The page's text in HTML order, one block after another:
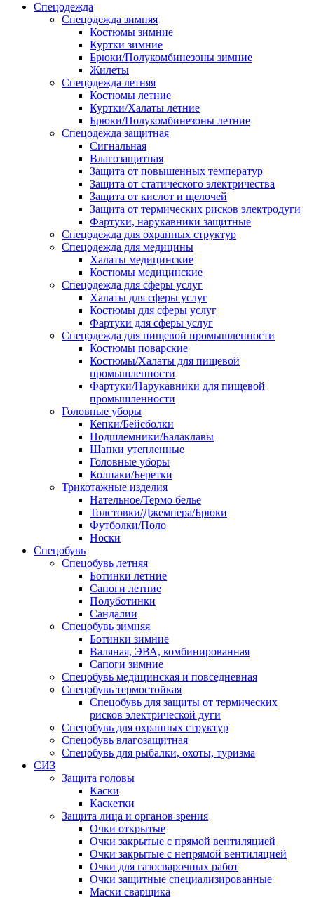
Спецодежда
Спецодежда зимняя
Костюмы зимние
Куртки зимние
Брюки/Полукомбинезоны зимние
Жилеты
Спецодежда летняя
Костюмы летние
Куртки/Халаты летние
Брюки/Полукомбинезоны летние
Спецодежда защитная
Сигнальная
Влагозащитная
Защита от повышенных температур
Защита от статического электричества
Защита от кислот и щелочей
Защита от термических рисков электродуги
Фартуки, нарукавники защитные
Спецодежда для охранных структур
Спецодежда для медицины
Халаты медицинские
Костюмы медицинские
Спецодежда для сферы услуг
Халаты для сферы услуг
Костюмы для сферы услуг
Фартуки для сферы услуг
Спецодежда для пищевой промышленности
Костюмы поварские
Костюмы/Халаты для пищевой
промышленности
Фартуки/Нарукавники для пищевой
промышленности
Головные уборы
Кепки/Бейсболки
Подшлемники/Балаклавы
Шапки утепленные
Головные уборы
Колпаки/Беретки
Трикотажные изделия
Нательное/Термо белье
Толстовки/Джемпера/Брюки
Футболки/Поло
Носки
Спецобувь
Спецобувь летняя
Ботинки летние
Сапоги летние
Полуботинки
Сандалии
Спецобувь зимняя
Ботинки зимние
Валяная, ЭВА, комбинированная
Сапоги зимние
Спецобувь медицинская и повседневная
Спецобувь термостойкая
Спецобувь для защиты от термических
рисков электрической дуги
Спецобувь для охранных структур
Спецобувь влагозащитная
Спецобувь для рыбалки, охоты, туризма
СИЗ
Защита головы
Каски
Каскетки
Защита лица и органов зрения
Очки открытые
Очки закрытые с прямой вентиляцией
Очки закрытые с непрямой вентиляцией
Очки для газосварочных работ
Очки защитные специализированные
Маски сварщика